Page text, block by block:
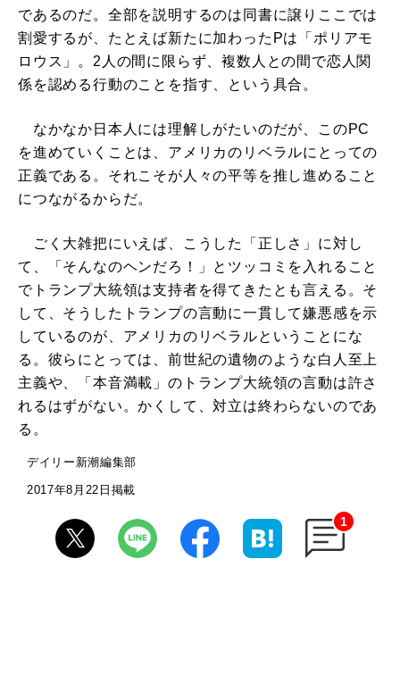
であるのだ。全部を説明するのは同書に譲りここでは
割愛するが、たとえば新たに加わったPは「ポリアモ
ロウス」。2人の間に限らず、複数人との間で恋人関
係を認める行動のことを指す、という具合。
なかなか日本人には理解しがたいのだが、このPC
を進めていくことは、アメリカのリベラルにとっての
正義である。それこそが人々の平等を推し進めること
につながるからだ。
ごく大雑把にいえば、こうした「正しさ」に対し
て、「そんなのヘンだろ！」とツッコミを入れること
でトランプ大統領は支持者を得てきたとも言える。そ
して、そうしたトランプの言動に一貫して嫌悪感を示
しているのが、アメリカのリベラルということにな
る。彼らにとっては、前世紀の遺物のような白人至上
主義や、「本音満載」のトランプ大統領の言動は許さ
れるはずがない。かくして、対立は終わらないのであ
る。
デイリー新潮編集部
2017年8月22日掲載
1